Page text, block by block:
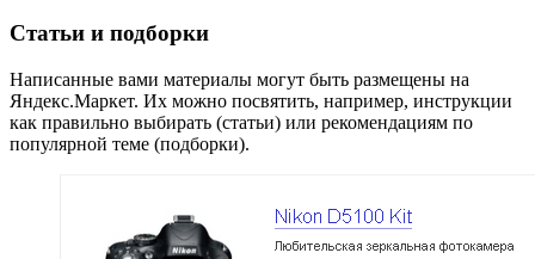
Статьи и подборки
Написанные вами материалы могут быть размещены на
Яндекс.Маркет. Их можно посвятить, например, инструкции
как правильно выбирать (статьи) или рекомендациям по
популярной теме (подборки).